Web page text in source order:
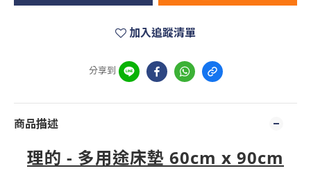
加入追蹤清單
分享到
商品描述
理的 - 多用途床墊 60cm x 90cm